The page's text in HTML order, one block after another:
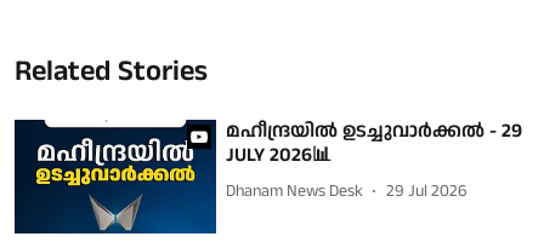
Related Stories
മഹീന്ദ്രയില്‍ ഉടച്ചുവാര്‍ക്കല്‍ - 29
JULY 2026📊
Dhanam News Desk 29 Jul 2026